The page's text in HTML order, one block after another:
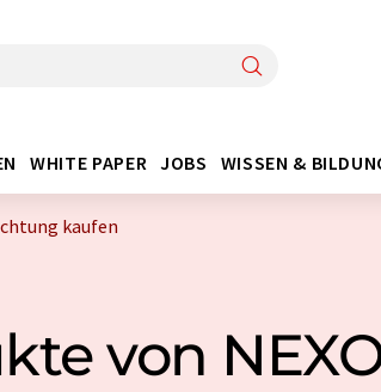
WHITE PAPER JOBS WISSEN &
kaufen
von